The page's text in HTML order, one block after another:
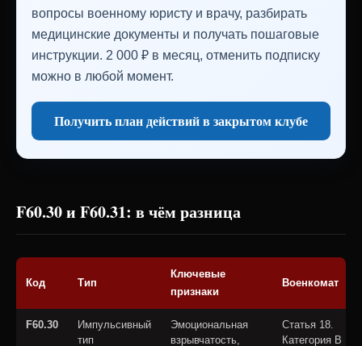
вопросы военному юристу и врачу, разбирать
медицинские документы и получать пошаговые
инструкции. 2 000 ₽ в месяц, отменить подписку
можно в любой момент.
Получить план действий в закрытом клубе
F60.30 и F60.31: в чём разница
Код Тип
Ключевые
признаки
Военкомат
F60.30
Импульсивный
тип
Эмоциональная
взрывчатость,
Статья 18.
Категория В